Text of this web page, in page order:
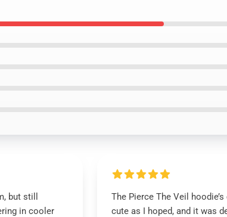
but still
in cooler
The Pierce The Veil
cute as I hoped, and it was